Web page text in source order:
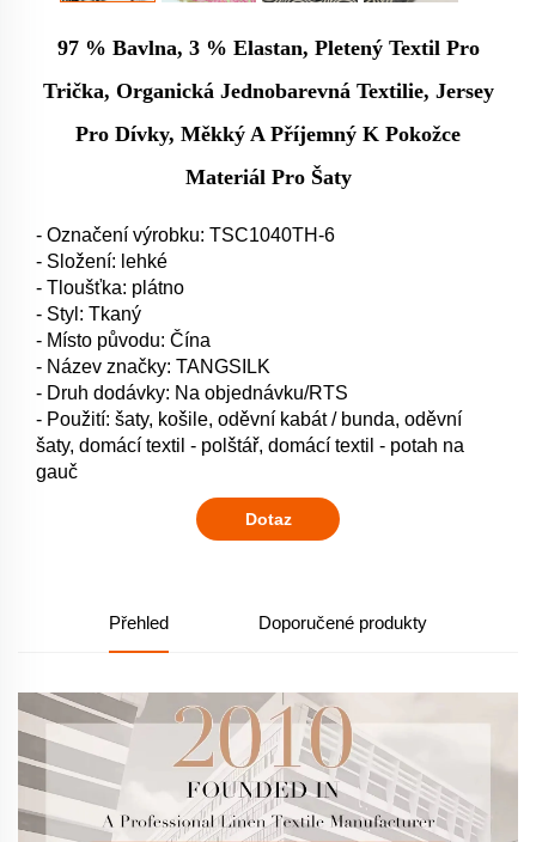
97 % Bavlna, 3 % Elastan, Pletený Textil Pro
Trička, Organická Jednobarevná Textilie, Jersey
Pro Dívky, Měkký A Příjemný K Pokožce
Materiál Pro Šaty
- Označení výrobku: TSC1040TH-6
- Složení: lehké
- Tloušťka: plátno
- Styl: Tkaný
- Místo původu: Čína
- Název značky: TANGSILK
- Druh dodávky: Na objednávku/RTS
- Použití: šaty, košile, oděvní kabát / bunda, oděvní
šaty, domácí textil - polštář, domácí textil - potah na
gauč
Dotaz
Přehled Doporučené produkty